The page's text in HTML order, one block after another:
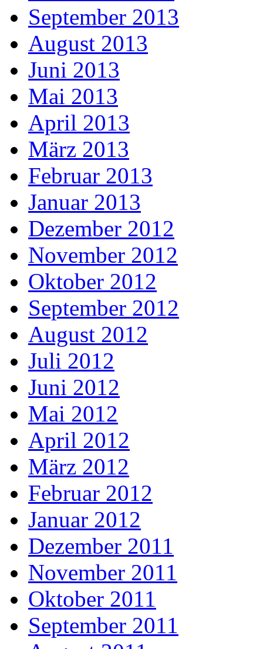
September 2013
August 2013
Juni 2013
Mai 2013
April 2013
März 2013
Februar 2013
Januar 2013
Dezember 2012
November 2012
Oktober 2012
September 2012
August 2012
Juli 2012
Juni 2012
Mai 2012
April 2012
März 2012
Februar 2012
Januar 2012
Dezember 2011
November 2011
Oktober 2011
September 2011